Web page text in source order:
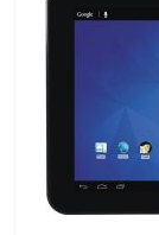
Nejlepší